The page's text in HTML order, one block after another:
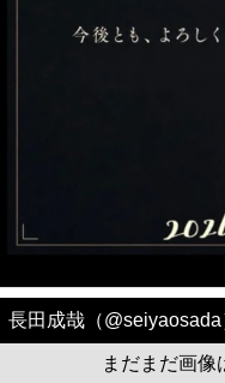
長田成哉（
まだまだ画像